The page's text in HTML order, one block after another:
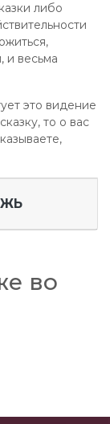
либо
и весьма
это видение
то о вас
во